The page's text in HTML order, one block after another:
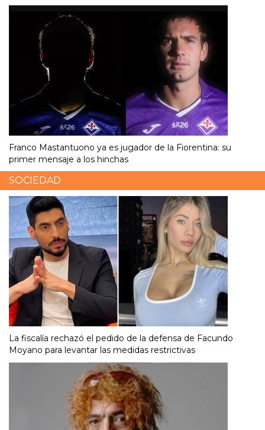
Franco Mastantuono ya es jugador de la Fiorentina: su
primer mensaje a los hinchas
SOCIEDAD
La fiscalía rechazó el pedido de la defensa de Facundo
Moyano para levantar las medidas restrictivas